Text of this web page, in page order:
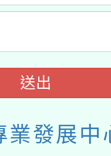
送出
業發展中